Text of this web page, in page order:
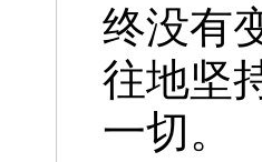
终没有
往地坚
一切。